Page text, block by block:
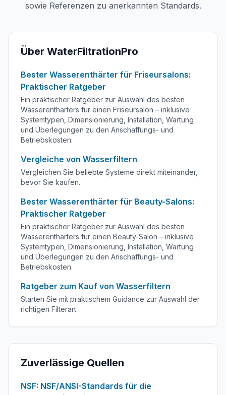
sowie Referenzen zu anerkannten Standards.
Über WaterFiltrationPro
Bester Wasserenthärter für Friseursalons:
Praktischer Ratgeber
Ein praktischer Ratgeber zur Auswahl des besten
Wasserenthärters für einen Friseursalon – inklusive
Systemtypen, Dimensionierung, Installation, Wartung
und Überlegungen zu den Anschaffungs- und
Betriebskosten.
Vergleiche von Wasserfiltern
Vergleichen Sie beliebte Systeme direkt miteinander,
bevor Sie kaufen.
Bester Wasserenthärter für Beauty-Salons:
Praktischer Ratgeber
Ein praktischer Ratgeber zur Auswahl des besten
Wasserenthärters für einen Beauty-Salon – inklusive
Systemtypen, Dimensionierung, Installation, Wartung
und Überlegungen zu den Anschaffungs- und
Betriebskosten.
Ratgeber zum Kauf von Wasserfiltern
Starten Sie mit praktischem Guidance zur Auswahl der
richtigen Filterart.
Zuverlässige Quellen
NSF: NSF/ANSI-Standards für die